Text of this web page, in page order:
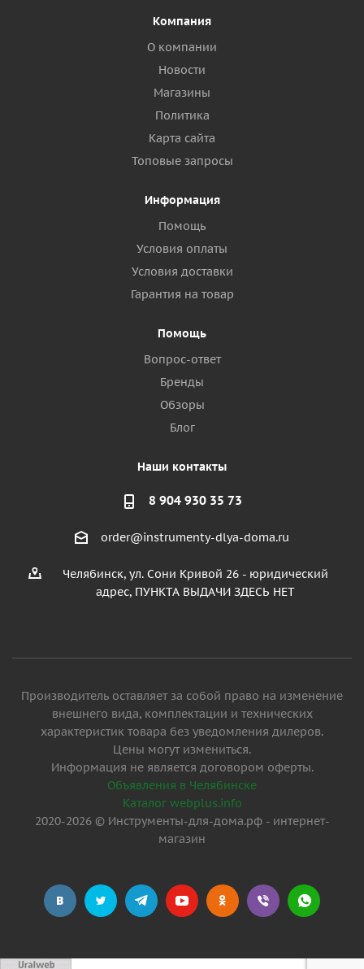
Компания
О компании
Новости
Магазины
Политика
Карта сайта
Топовые запросы
Информация
Помощь
Условия оплаты
Условия доставки
Гарантия на товар
Помощь
Вопрос-ответ
Бренды
Обзоры
Блог
Наши контакты
8 904 930 35 73
order@instrumenty-dlya-doma.ru
Челябинск, ул. Сони Кривой 26 - юридический
адрес, ПУНКТА ВЫДАЧИ ЗДЕСЬ НЕТ
Производитель оставляет за собой право на изменение
внешнего вида, комплектации и технических
характеристик товара без уведомления дилеров.
Цены могут измениться.
Информация не является договором оферты.
Объявления в Челябинске
Каталог webplus.info
2020-2026 © Инструменты-для-дома.рф - интернет-
магазин